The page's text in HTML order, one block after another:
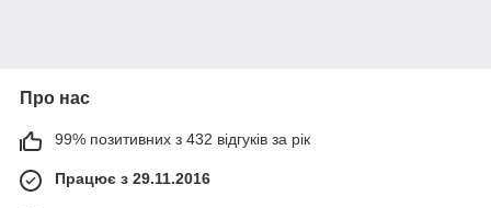
Про нас
99% позитивних з 432 відгуків за рік
Працює з 29.11.2016